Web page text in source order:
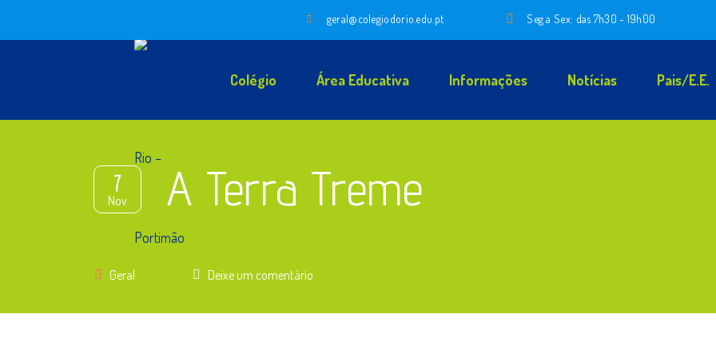
geral@colegiodorio.edu.pt Seg a Sex: das 7h30 - 19h00
Colégio Área Educativa Informações Notícias Pais/E.E.
7
Nov A Terra Treme
Geral Deixe um comentário